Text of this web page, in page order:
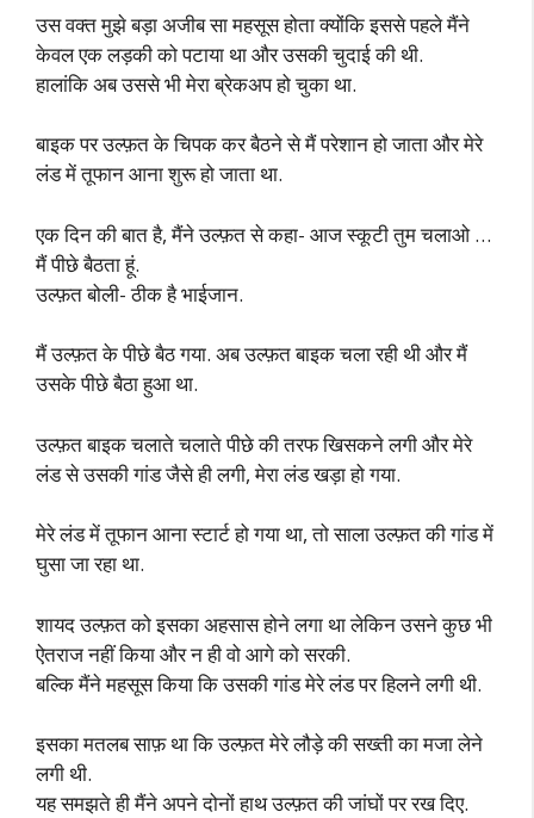
उस वक्त मुझे बड़ा अजीब सा महसूस होता क्योंकि इससे पहले मैंने
केवल एक लड़की को पटाया था और उसकी चुदाई की थी.
हालांकि अब उससे भी मेरा ब्रेकअप हो चुका था.
बाइक पर उल्फ़त के चिपक कर बैठने से मैं परेशान हो जाता और मेरे
लंड में तूफान आना शुरू हो जाता था.
एक दिन की बात है, मैंने उल्फ़त से कहा- आज स्कूटी तुम चलाओ …
मैं पीछे बैठता हूं.
उल्फ़त बोली- ठीक है भाईजान.
मैं उल्फ़त के पीछे बैठ गया. अब उल्फ़त बाइक चला रही थी और मैं
उसके पीछे बैठा हुआ था.
उल्फ़त बाइक चलाते चलाते पीछे की तरफ खिसकने लगी और मेरे
लंड से उसकी गांड जैसे ही लगी, मेरा लंड खड़ा हो गया.
मेरे लंड में तूफान आना स्टार्ट हो गया था, तो साला उल्फ़त की गांड में
घुसा जा रहा था.
शायद उल्फ़त को इसका अहसास होने लगा था लेकिन उसने कुछ भी
ऐतराज नहीं किया और न ही वो आगे को सरकी.
बल्कि मैंने महसूस किया कि उसकी गांड मेरे लंड पर हिलने लगी थी.
इसका मतलब साफ़ था कि उल्फ़त मेरे लौड़े की सख्ती का मजा लेने
लगी थी.
यह समझते ही मैंने अपने दोनों हाथ उल्फ़त की जांघों पर रख दिए.